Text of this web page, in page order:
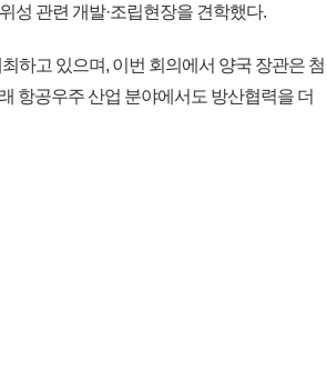
성 관련 개발·조립현장을 견학했다.
하고 있으며, 이번 회의에서 양국 장관은 첨
항공우주 산업 분야에서도 방산협력을 더